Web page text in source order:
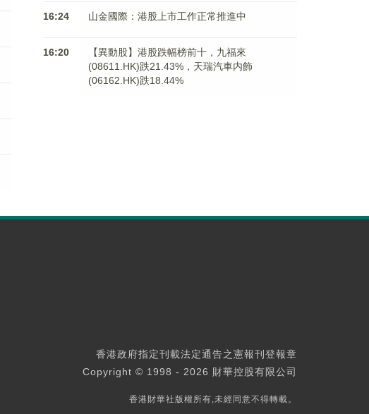
16:24 山金國際：港股上市工作正常推進中
16:20
【異動股】港股跌幅榜前十，九福來
(08611.HK)跌21.43%，天瑞汽車内飾
(06162.HK)跌18.44%
香港政府指定刊載法定通告之憲報刊登報章
Copyright © 1998 - 2026 財華控股有限公司
香港財華社版權所有,未經同意不得轉載。